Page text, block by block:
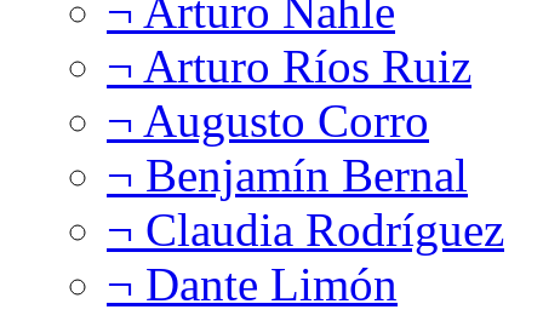
¬ Arturo Nahle
¬ Arturo Ríos Ruiz
¬ Augusto Corro
¬ Benjamín Bernal
¬ Claudia Rodríguez
¬ Dante Limón